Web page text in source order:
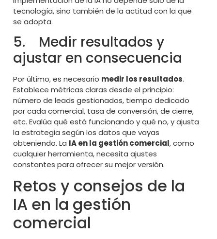
tecnología, sino también de la actitud con la que
se adopta.
5. Medir resultados y
ajustar en consecuencia
Por último, es necesario medir los resultados.
Establece métricas claras desde el principio:
número de leads gestionados, tiempo dedicado
por cada comercial, tasa de conversión, de cierre,
etc. Evalúa qué está funcionando y qué no, y ajusta
la estrategia según los datos que vayas
obteniendo. La IA en la gestión comercial, como
cualquier herramienta, necesita ajustes
constantes para ofrecer su mejor versión.
Retos y consejos de la
IA en la gestión
comercial